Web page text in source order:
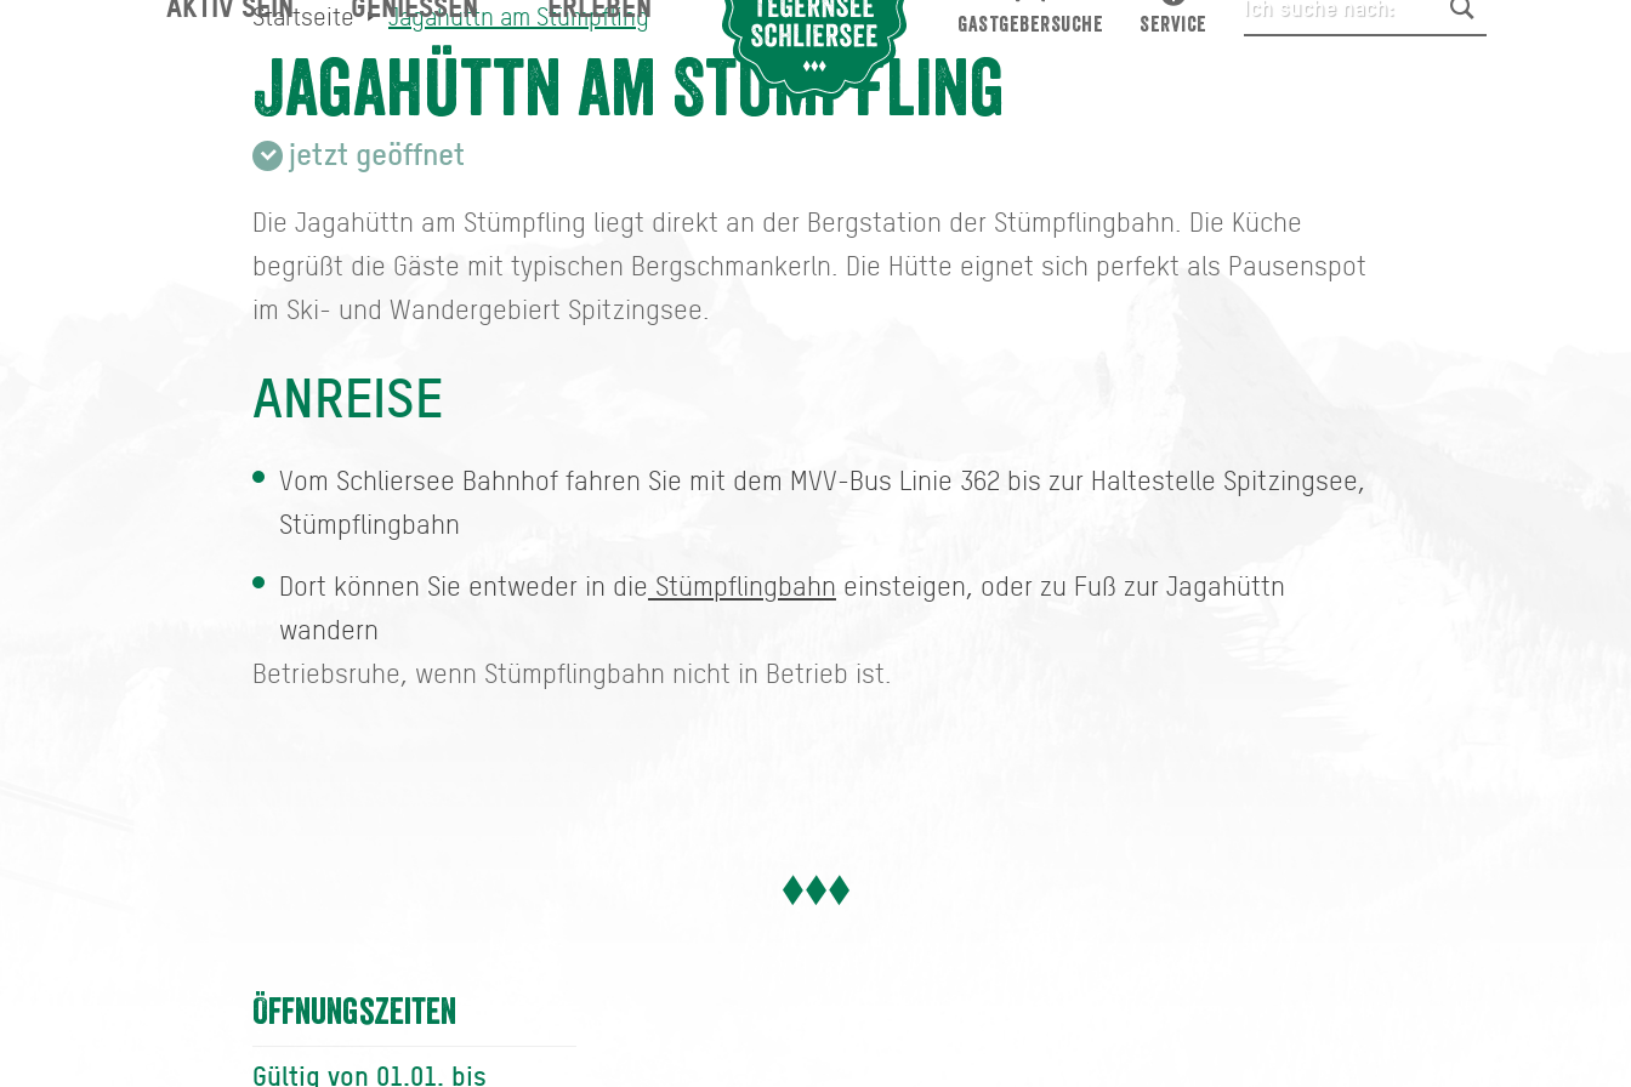
Startseite Jagahüttn am Stümpfling
Jagahüttn am Stümpfling
jetzt geöffnet
Die Jagahüttn am Stümpfling liegt direkt an der Bergstation der Stümpflingbahn. Die Küche
begrüßt die Gäste mit typischen Bergschmankerln. Die Hütte eignet sich perfekt als Pausenspot
im Ski- und Wandergebiert Spitzingsee.
ANREISE
Vom Schliersee Bahnhof fahren Sie mit dem MVV-Bus Linie 362 bis zur Haltestelle Spitzingsee,
Stümpflingbahn
Dort können Sie entweder in die Stümpflingbahn einsteigen, oder zu Fuß zur Jagahüttn
wandern
Betriebsruhe, wenn Stümpflingbahn nicht in Betrieb ist.
Öffnungszeiten
Gültig von 01.01. bis
Jagahüttn am Stümpfling
AKTIV SEIN GENIESSEN ERLEBEN
GASTGEBERSUCHE SERVICE
Suche abschicken